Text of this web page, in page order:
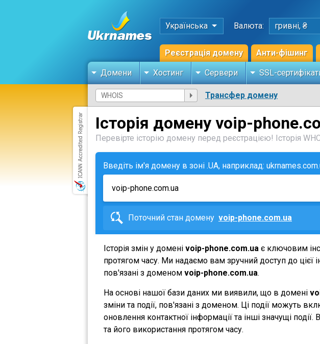
Українська Валюта: гривні, ₴
Реєстрація домену Анти-фішинг
Домени Хостинг Сервери SSL-
Трансфер домену
Історія домену voip-
Перевірте історію домену перед реєстрацією! Історія
Введіть ім'я домену в зоні .UA, наприклад:
Поточний стан домену voip-phone.com.ua
Історія змін у домені voip-phone.com.ua є ключовим
протягом часу. Ми надаємо вам зручний доступ до цієї
пов'язані з доменом voip-phone.com.ua.
На основі нашої бази даних ми виявили, що в домені
зміни та події, пов'язані з доменом. Ці події можуть
оновлення контактної інформації та інші значущі
та його використання протягом часу.